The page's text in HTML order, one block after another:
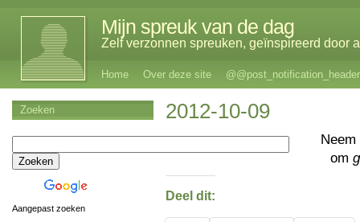
Mijn spreuk van de dag
Zelf verzonnen spreuken, geïnspireerd door
Home Over deze site @@post_notification_header
2012-10-09
om
Deel dit:
Zoeken
Aangepast zoeken